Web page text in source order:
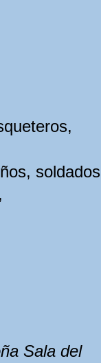
soldados
Sala del